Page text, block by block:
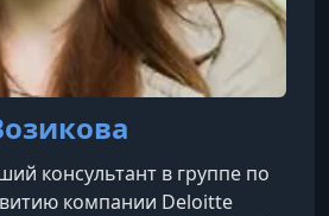
консультант в группе по
компании Deloitte